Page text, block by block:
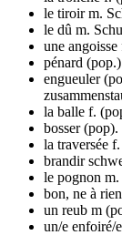
le tiroir m.
le dû m.
une angoisse
pénard (pop.)
engueuler
la balle f.
bosser (pop).
la traversée f.
brandir
le pognon
bon, ne à rien
un reub m
un/e enfoiré/